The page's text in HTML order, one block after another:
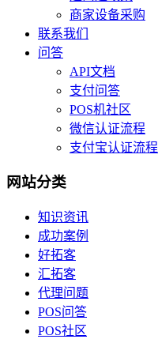
商家设备采购
联系我们
问答
API文档
支付问答
POS机社区
微信认证流程
支付宝认证流程
网站分类
知识资讯
成功案例
好拓客
汇拓客
代理问题
POS问答
POS社区